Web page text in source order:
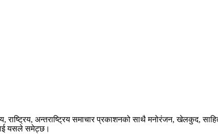
राष्ट्रिय, अन्तराष्ट्रिय समाचार प्रकाशनको साथै मनोरंजन, खेलकुद,
यसले समेट्छ।